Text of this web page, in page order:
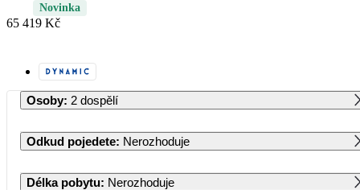
Novinka
65 419 Kč
Osoby: 2 dospělí
Odkud pojedete: Nerozhoduje
Délka pobytu: Nerozhoduje